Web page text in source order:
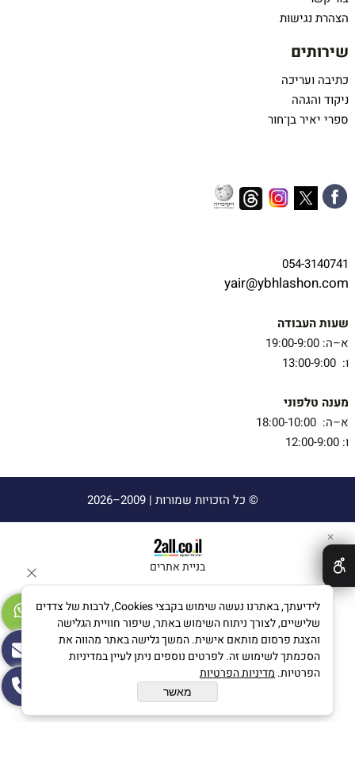
הצהרת נגישות
שירותים
כתיבה ועריכה
ניקוד והגהה
ספרי יאיר בן־חור
054-3140741
yair@ybhlashon.com
שעות העבודה
א–ה: 19:00-9:00
ו: 13:00-9:00
מענה טלפוני
א–ה: 18:00-10:00
ו: 12:00-9:00
© כל הזכויות שמורות |
בניית אתרים
✕
לידיעתך, באתרנו נעשה שימוש בקבצי Cookies, לרבות של צדדים
שלישיים, לצורך ניתוח השימוש באתר, שיפור חוויית הגלישה
והצגת פרסום מותאם אישית. המשך גלישה באתר מהווה את
הסכמתך לשימוש זה. לפרטים נוספים ניתן לעיין במדיניות
הפרטיות. מדיניות הפרטיות
מאשר